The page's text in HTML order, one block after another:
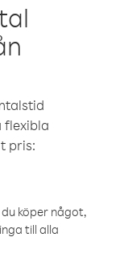
flexibla
pris:
köper något,
till alla